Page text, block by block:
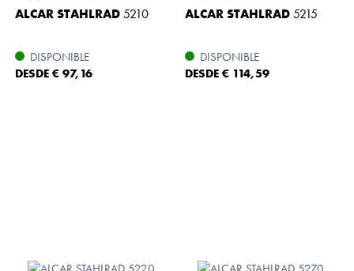
ALCAR STAHLRAD5210
DISPONIBLE
DESDE € 97,16
ALCAR STAHLRAD5215
DISPONIBLE
DESDE € 114,59